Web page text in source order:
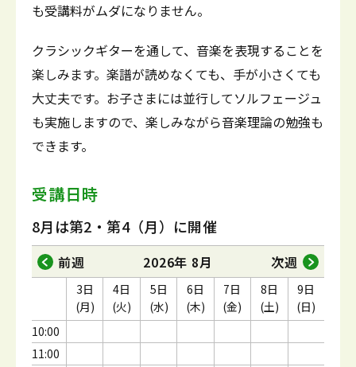
も受講料がムダになりません。
クラシックギターを通して、音楽を表現することを
楽しみます。楽譜が読めなくても、手が小さくても
大丈夫です。お子さまには並行してソルフェージュ
も実施しますので、楽しみながら音楽理論の勉強も
できます。
受講日時
8月は第2・第4（月）に開催
前週 2026年 8月 次週
10:00
11:00
3日
(月)
4日
(火)
5日
(水)
6日
(木)
7日
(金)
8日
(土)
9日
(日)